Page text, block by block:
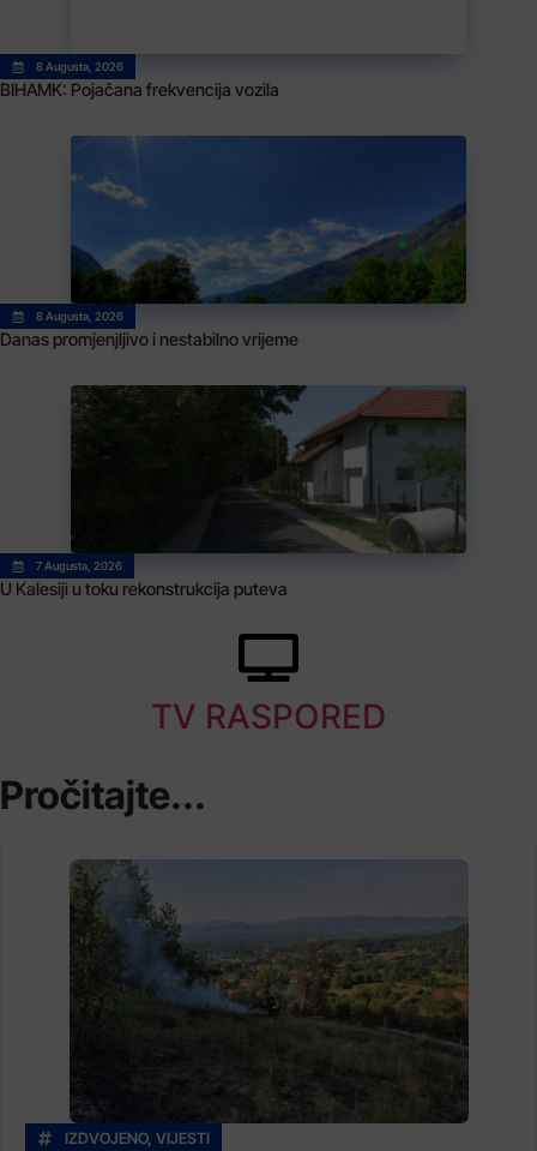
8 Augusta, 2026
BIHAMK: Pojačana frekvencija vozila
8 Augusta, 2026
Danas promjenjljivo i nestabilno vrijeme
7 Augusta, 2026
U Kalesiji u toku rekonstrukcija puteva
TV RASPORED
Pročitajte...
IZDVOJENO, VIJESTI